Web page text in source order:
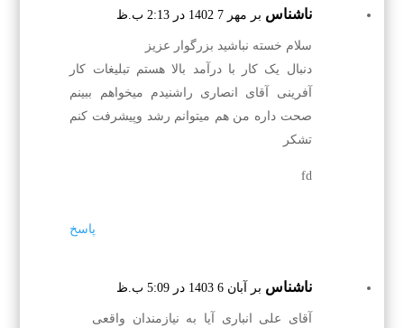
ناشناس بر مهر 7 1402 در 2:13 ب.ظ
سلام خسته نباشید بزرگوار عزیز
دنبال یک کار با درآمد بالا هستم تبلیغات کار
آفرینی آقای انصاری راشنیدم میخواهم ببینم
صحت داره من هم میتوانم رشد وپیشرفت کنم
تشکر
fd
پاسخ
ناشناس بر آبان 6 1403 در 5:09 ب.ظ
آقای علی انباری آیا به نیازمندان واقعی